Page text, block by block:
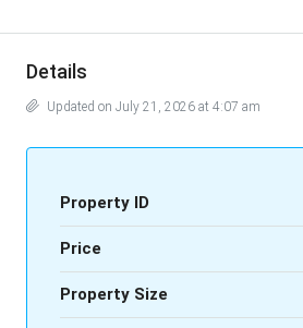
Details
Updated on July 21, 2026 at 4:07 am
Property ID
Price
Property Size